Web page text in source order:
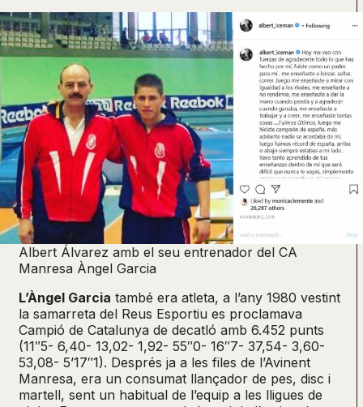
Albert Álvarez amb el seu entrenador del CA
Manresa Àngel Garcia
L’Àngel Garcia també era atleta, a l’any 1980 vestint
la samarreta del Reus Esportiu es proclamava
Campió de Catalunya de decatló amb 6.452 punts
(11″5- 6,40- 13,02- 1,92- 55″0- 16″7- 37,54- 3,60-
53,08- 5’17″1). Després ja a les files de l’Avinent
Manresa, era un consumat llançador de pes, disc i
martell, sent un habitual de l’equip a les lligues de